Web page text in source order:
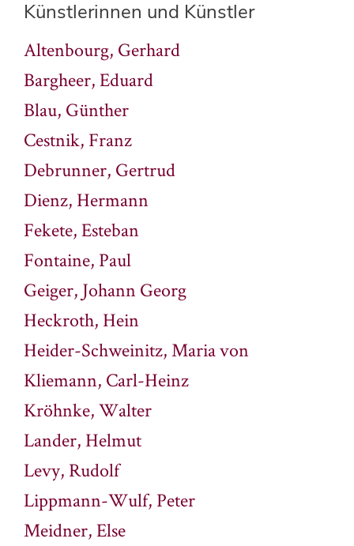
Künstlerinnen und Künstler
Altenbourg, Gerhard
Bargheer, Eduard
Blau, Günther
Cestnik, Franz
Debrunner, Gertrud
Dienz, Hermann
Fekete, Esteban
Fontaine, Paul
Geiger, Johann Georg
Heckroth, Hein
Heider-Schweinitz, Maria von
Kliemann, Carl-Heinz
Kröhnke, Walter
Lander, Helmut
Levy, Rudolf
Lippmann-Wulf, Peter
Meidner, Else